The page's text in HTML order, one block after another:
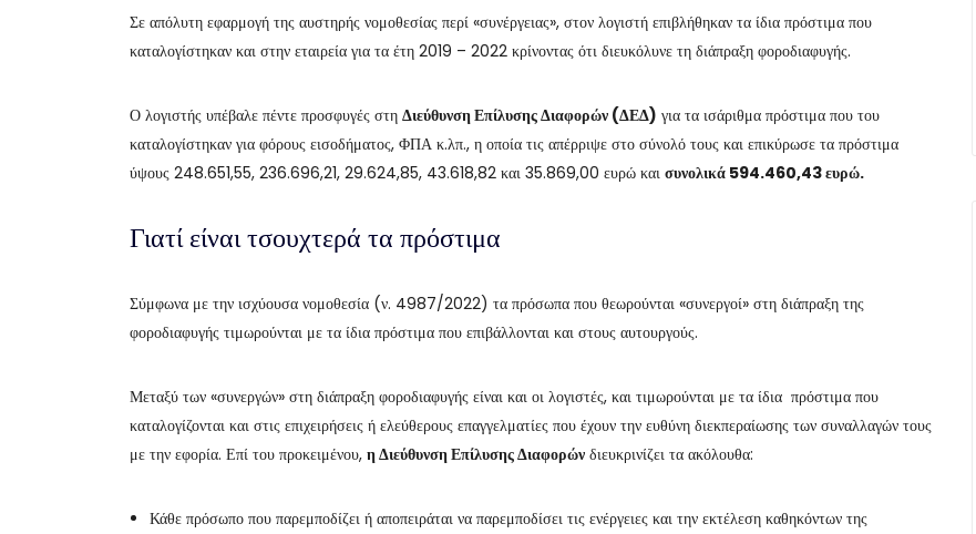
Σε απόλυτη εφαρμογή της αυστηρής νομοθεσίας περί «συνέργειας», στον λογιστή επιβλήθηκαν τα ίδια πρόστιμα που
καταλογίστηκαν και στην εταιρεία για τα έτη 2019 – 2022 κρίνοντας ότι διευκόλυνε τη διάπραξη φοροδιαφυγής.
Ο λογιστής υπέβαλε πέντε προσφυγές στη Διεύθυνση Επίλυσης Διαφορών (ΔΕΔ) για τα ισάριθμα πρόστιμα που του
καταλογίστηκαν για φόρους εισοδήματος, ΦΠΑ κ.λπ., η οποία τις απέρριψε στο σύνολό τους και επικύρωσε τα πρόστιμα
ύψους 248.651,55, 236.696,21, 29.624,85, 43.618,82 και 35.869,00 ευρώ και συνολικά 594.460,43 ευρώ.
Γιατί είναι τσουχτερά τα πρόστιμα
Σύμφωνα με την ισχύουσα νομοθεσία (ν. 4987/2022) τα πρόσωπα που θεωρούνται «συνεργοί» στη διάπραξη της
φοροδιαφυγής τιμωρούνται με τα ίδια πρόστιμα που επιβάλλονται και στους αυτουργούς.
Μεταξύ των «συνεργών» στη διάπραξη φοροδιαφυγής είναι και οι λογιστές, και τιμωρούνται με τα ίδια πρόστιμα που
καταλογίζονται και στις επιχειρήσεις ή ελεύθερους επαγγελματίες που έχουν την ευθύνη διεκπεραίωσης των συναλλαγών τους
με την εφορία. Επί του προκειμένου, η Διεύθυνση Επίλυσης Διαφορών διευκρινίζει τα ακόλουθα:
Κάθε πρόσωπο που παρεμποδίζει ή αποπειράται να παρεμποδίσει τις ενέργειες και την εκτέλεση καθηκόντων της